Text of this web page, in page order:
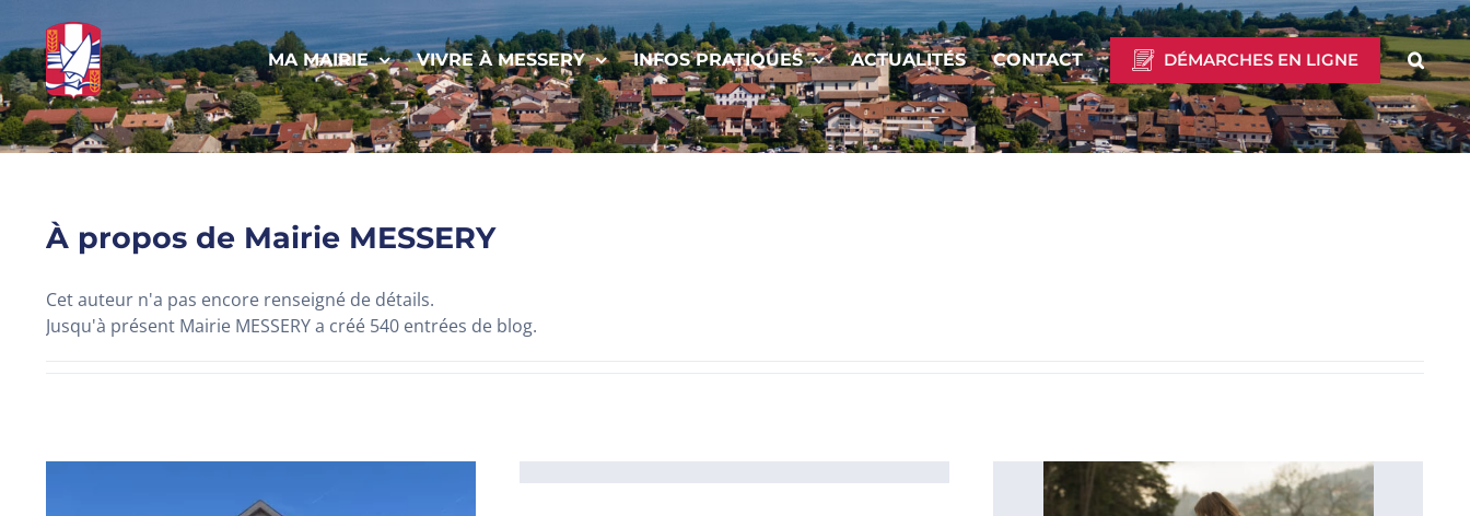
contenu
MA MAIRIE VIVRE À MESSERY INFOS PRATIQUES ACTUALITÉS CONTACT DÉMARCHES EN LIGNE
À propos de Mairie MESSERY
Cet auteur n'a pas encore renseigné de détails.
Jusqu'à présent Mairie MESSERY a créé 540 entrées de blog.